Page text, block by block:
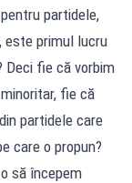
partidele,
este primul lucru
Deci fie că vorbim
fie că
partidele care
care o propun?
să începem